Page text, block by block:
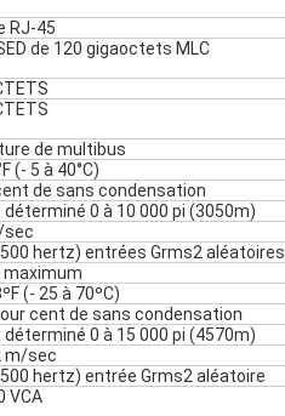
RJ-45
de 120 gigaoctets MLC
de multibus
(- 5 à 40°C)
de sans condensation
déterminé 0 à 10 000 pi (3050m)
sec
500 hertz) entrées Grms2 aléatoires
maximum
(- 25 à 70ºC)
cent de sans condensation
déterminé 0 à 15 000 pi (4570m)
m/sec
500 hertz) entrée Grms2 aléatoire
VCA